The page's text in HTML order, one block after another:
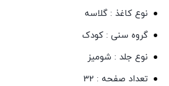
نوع کاغذ : گلاسه
گروه سنی : کودک
نوع جلد : شومیز
تعداد صفحه : 32